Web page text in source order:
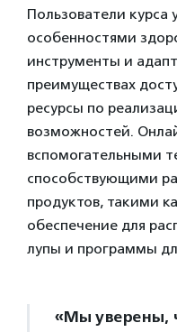
Пользователи курса
особенностями
инструменты и
преимуществах
ресурсы по
возможностей.
вспомогательными
способствующими
продуктов, такими
обеспечение для
лупы и программы
«Мы уверены,